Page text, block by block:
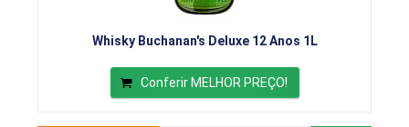
Whisky Buchanan's Deluxe 12 Anos 1L
Conferir MELHOR PREÇO!